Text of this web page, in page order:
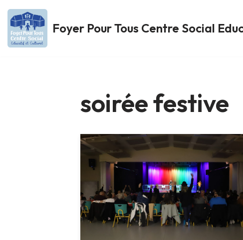
Aller
au
Foyer Pour Tous Centre Social
soirée festive